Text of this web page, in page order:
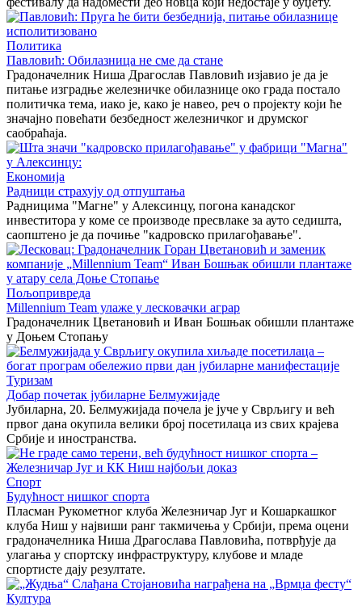
Политика
Павловић: Обилазница не сме да стане
Градоначелник Ниша Драгослав Павловић изјавио је да је
питање изградње железничке обилазнице око града постало
политичка тема, иако је, како је навео, реч о пројекту који ће
значајно повећати безбедност железничког и друмског
саобраћаја.
Економија
Радници страхују од отпуштања
Радницима "Магне" у Алексинцу, погона канадског
инвеститора у коме се производе пресвлаке за ауто седишта,
саопштено је да почиње "кадровско прилагођавање".
Пољопривреда
Millennium Team улаже у лесковачки аграр
Градоначелник Цветановић и Иван Бошњак обишли плантаже
у Доњем Стопању
Туризам
Добар почетак јубиларне Белмужијаде
Јубиларна, 20. Белмужијада почела је јуче у Сврљигу и већ
првог дана окупила велики број посетилаца из свих крајева
Србије и иностранства.
Спорт
Будућност нишког спорта
Пласман Рукометног клуба Железничар Југ и Кошаркашког
клуба Ниш у највиши ранг такмичења у Србији, према оцени
градоначелника Ниша Драгослава Павловића, потврђује да
улагања у спортску инфраструктуру, клубове и младе
спортисте дају резултате.
Култура